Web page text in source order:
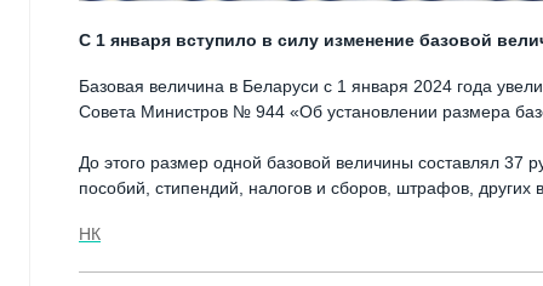
С 1 января вступило в силу изменение базовой
Базовая величина в Беларуси с 1 января 2024 года
Совета Министров № 944 «Об установлении размера
До этого размер одной базовой величины составлял 37
пособий, стипендий, налогов и сборов, штрафов, других
НК